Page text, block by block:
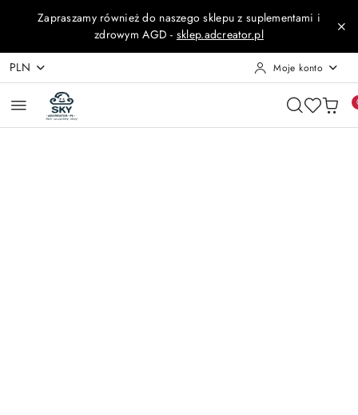
Przejdź do treści głównej
Przejdź do wyszukiwarki
Przejdź do moje konto
Przejdź do menu głównego
Przejdź do opisu produktu
Przejdź do stopki
Zapraszamy również do naszego sklepu z suplementami i
zdrowym AGD - sklep.adcreator.pl
PLN Moje konto